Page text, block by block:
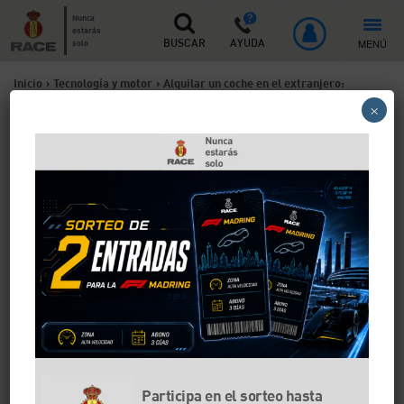
Nunca
estarás
solo
BUSCAR AYUDA MENÚ
Inicio > Tecnología y motor > Alquilar un coche en el extranjero:
Alquilar un coche en el
extranjero: consejos a tener
en cuenta
El coche de alquiler es uno de los medios de
transporte más utilizados para disfrutar de las
vacaciones en el extranjero, especialmente cuando
has planificado alguna ruta para conocer un país o
alguna zona concreta. El coche ofrece libertad de
movimiento y mucha comodidad para desplazarnos
Participa en el sorteo hasta
×